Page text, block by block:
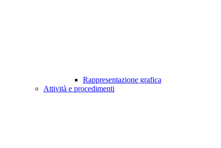
Rappresentazione grafica
Attività e procedimenti